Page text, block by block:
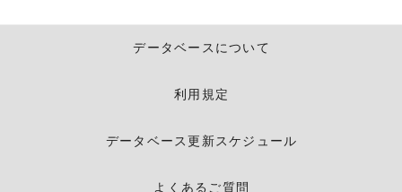
データベースについて
利用規定
データベース更新スケジュール
よくあるご質問